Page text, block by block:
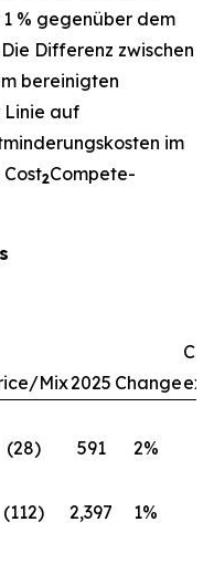
1 % gegenüber dem
Differenz zwischen
bereinigten
Linie auf
im
2Compete-
Mix2025 Change
(28) 591 2%
(112) 2,397 1%